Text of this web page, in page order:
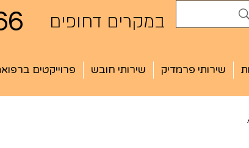
במקרים דחופים
פרוייקטים שירותי חובש שירותי פרמדיק